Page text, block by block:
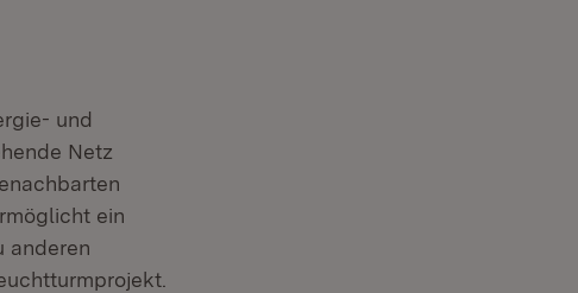
und
Netz
ein
anderen